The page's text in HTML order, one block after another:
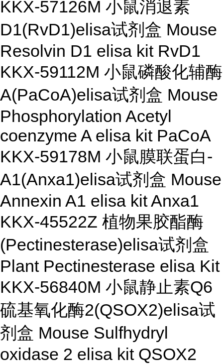
KKX-57126M 小鼠消退素
D1(RvD1)elisa试剂盒 Mouse
Resolvin D1 elisa kit RvD1
KKX-59112M 小鼠磷酸化辅酶
A(PaCoA)elisa试剂盒 Mouse
Phosphorylation Acetyl
coenzyme A elisa kit PaCoA
KKX-59178M 小鼠膜联蛋白-
A1(Anxa1)elisa试剂盒 Mouse
Annexin A1 elisa kit Anxa1
KKX-45522Z 植物果胶酯酶
(Pectinesterase)elisa试剂盒
Plant Pectinesterase elisa Kit
KKX-56840M 小鼠静止素Q6
硫基氧化酶2(QSOX2)elisa试
剂盒 Mouse Sulfhydryl
oxidase 2 elisa kit QSOX2